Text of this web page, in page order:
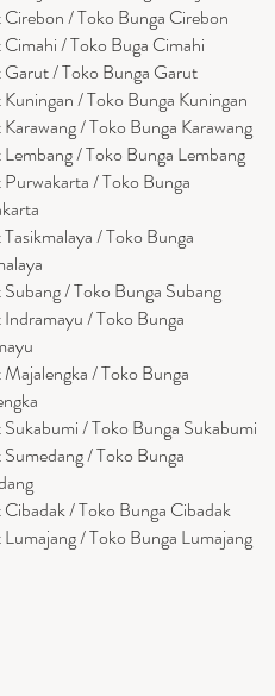
/ Toko Bunga Cirebon
/ Toko Buga Cimahi
Garut / Toko Bunga Garut
/ Toko Bunga Kuningan
/ Toko Bunga Karawang
/ Toko Bunga Lembang
/ Toko Bunga
/ Toko Bunga
/ Toko Bunga Subang
/ Toko Bunga
/ Toko Bunga
/ Toko Bunga Sukabumi
/ Toko Bunga
/ Toko Bunga Cibadak
/ Toko Bunga Lumajang